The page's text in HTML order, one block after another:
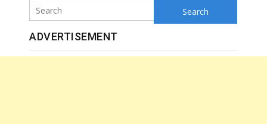
Search
ADVERTISEMENT